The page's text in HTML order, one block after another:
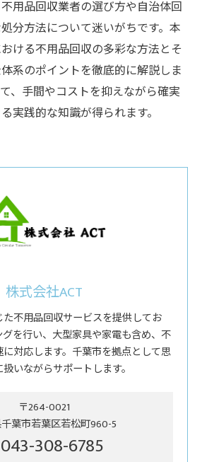
用品回収業者の選び方や自治体回
分方法について迷いがちです。本
ける不用品回収の多彩な方法とそ
系のポイントを徹底的に解説しま
、手間やコストを抑えながら確実
実践的な知識が得られます。
株式会社ACT
不用品回収サービスを提供してお
を行い、大型家具や家電も含め、不
対応します。千葉市を拠点として思
いながらサポートします。
〒264-0021
葉市若葉区若松町960-5
043-308-6785